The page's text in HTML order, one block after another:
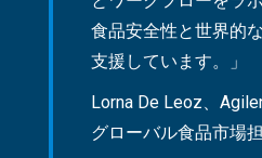
食品安全性と世界的
支援しています。」
Lorna De Leoz、
グローバル食品市場